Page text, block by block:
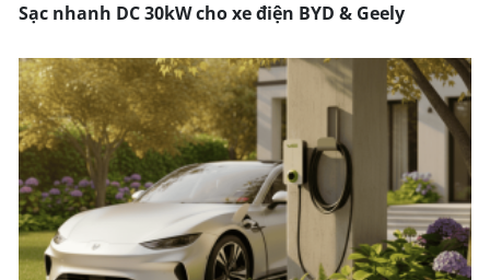
Sạc nhanh DC 30kW cho xe điện BYD & Geely